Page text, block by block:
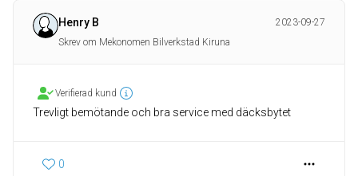
Henry B
2023-09-27
Skrev om Mekonomen Bilverkstad Kiruna
Verifierad kund
Trevligt bemötande och bra service med däcksbytet
0